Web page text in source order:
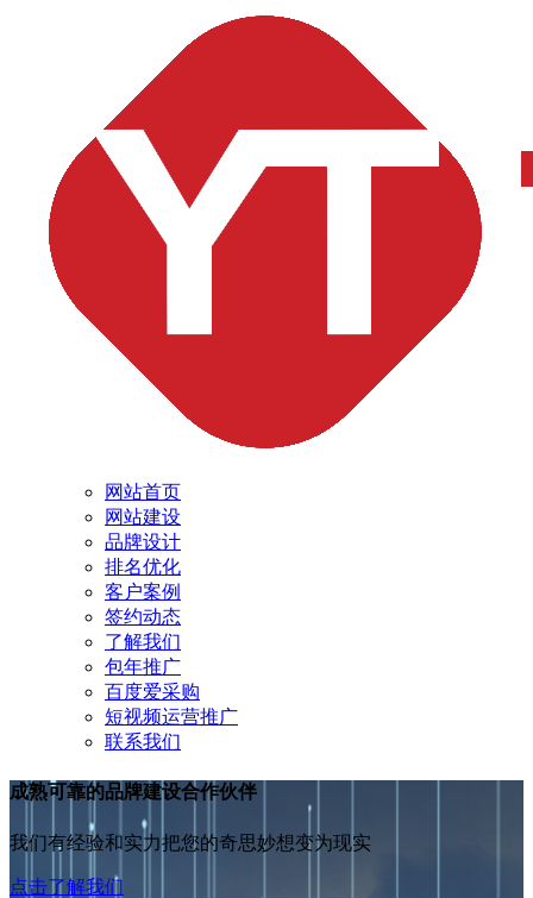
网站首页
网站建设
品牌设计
排名优化
客户案例
签约动态
了解我们
包年推广
百度爱采购
短视频运营推广
联系我们
成熟可靠的品牌建设合作伙伴
我们有经验和实力把您的奇思妙想变为现实
点击了解我们